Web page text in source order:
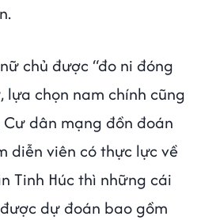
chủ được “đo ni đóng
lựa chọn nam chính cũng
dân mạng đồn đoán
diễn viên có thực lực về
Tinh Húc thì những cái
dự đoán bao gồm